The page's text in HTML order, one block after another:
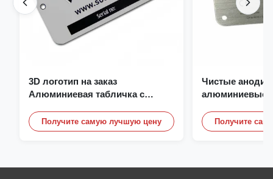
3D логотип на заказ
Алюминиевая табличка с
Имя таблички
Получите самую лучшую цену
Чистые
алюминиевые
Получите